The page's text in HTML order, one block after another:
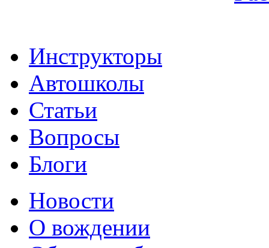
Инструкторы
Автошколы
Статьи
Вопросы
Блоги
Новости
О вождении